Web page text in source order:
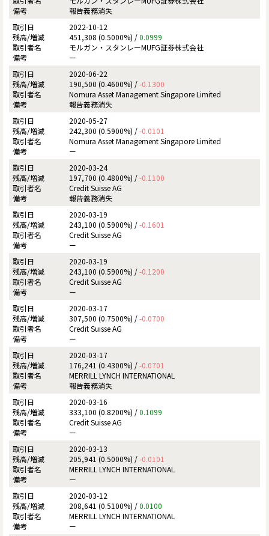
報告義務消失
2022-10-12
451,308 (0.5000%) /0.0999
モルガン・スタンレーMUFG証券株式会社
ー
2020-06-22
190,500 (0.4600%) /-0.1300
Nomura Asset Management Singapore Limited
報告義務消失
2020-05-27
242,300 (0.5900%) /-0.0101
Nomura Asset Management Singapore Limited
ー
2020-03-24
197,700 (0.4800%) /-0.1100
Credit Suisse AG
報告義務消失
2020-03-19
243,100 (0.5900%) /-0.1601
Credit Suisse AG
ー
2020-03-19
243,100 (0.5900%) /-0.1200
Credit Suisse AG
ー
2020-03-17
307,500 (0.7500%) /-0.0700
Credit Suisse AG
ー
2020-03-17
176,241 (0.4300%) /-0.0701
MERRILL LYNCH INTERNATIONAL
報告義務消失
2020-03-16
333,100 (0.8200%) /0.1099
Credit Suisse AG
ー
2020-03-13
205,941 (0.5000%) /-0.0101
MERRILL LYNCH INTERNATIONAL
ー
2020-03-12
208,641 (0.5100%) /0.0100
MERRILL LYNCH INTERNATIONAL
ー